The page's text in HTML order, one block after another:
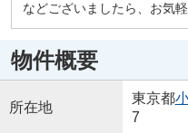
などございましたら、お気
物件概要
所在地
東京都
7